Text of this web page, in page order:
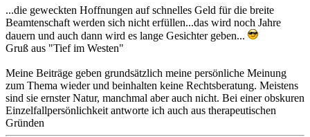
...die geweckten Hoffnungen auf schnelles Geld für die breite
Beamtenschaft werden sich nicht erfüllen...das wird noch Jahre
dauern und auch dann wird es lange Gesichter geben...
Gruß aus "Tief im Westen"
Meine Beiträge geben grundsätzlich meine persönliche Meinung
zum Thema wieder und beinhalten keine Rechtsberatung. Meistens
sind sie ernster Natur, manchmal aber auch nicht. Bei einer obskuren
Einzelfallpersönlichkeit antworte ich auch aus therapeutischen
Gründen